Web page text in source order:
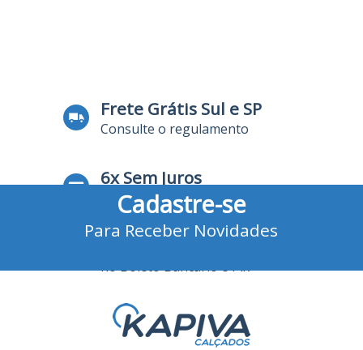
Frete Grátis Sul e SP
Consulte o regulamento
6x Sem Juros
no Cartão de Crédito
no Boleto Bancário e Pix
Cadastre-se
Para Receber Novidades